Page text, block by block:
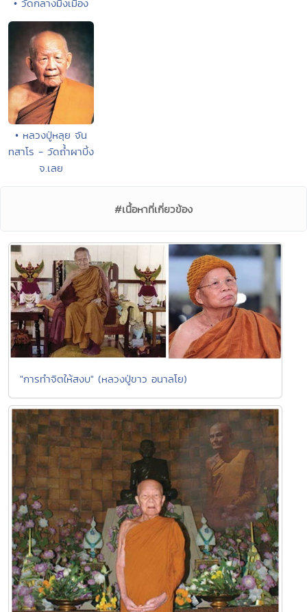
• หลวงปู่หลุย จัน
ทสาโร - วัดถ้ำผาบิ้ง
จ.เลย
#เนื้อหาที่เกี่ยวข้อง
"การทำจิตให้สงบ" (หลวงปู่ขาว อนาลโย)